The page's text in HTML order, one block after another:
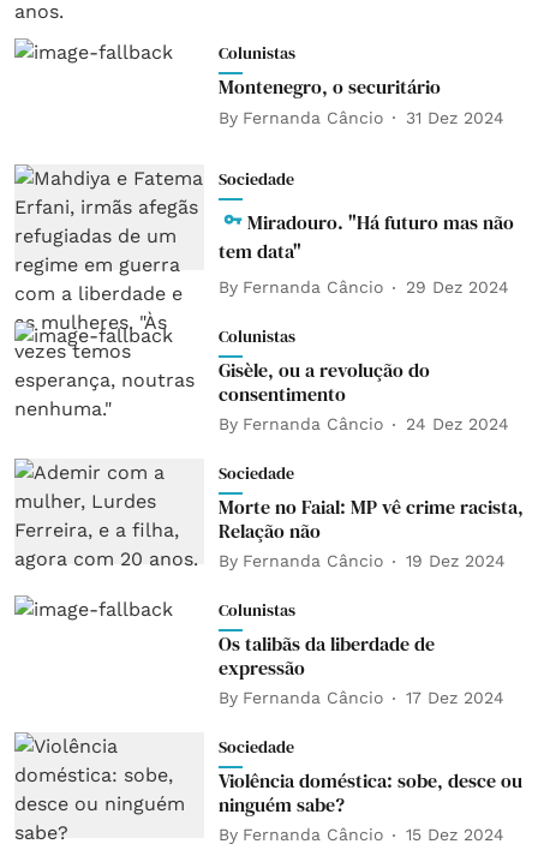
Colunistas
Montenegro, o securitário
By Fernanda Câncio 31 Dez 2024
Sociedade
Miradouro. "Há futuro mas não
tem data"
By Fernanda Câncio 29 Dez 2024
Colunistas
Gisèle, ou a revolução do
consentimento
By Fernanda Câncio 24 Dez 2024
Sociedade
Morte no Faial: MP vê crime racista,
Relação não
By Fernanda Câncio 19 Dez 2024
Colunistas
Os talibãs da liberdade de
expressão
By Fernanda Câncio 17 Dez 2024
Sociedade
Violência doméstica: sobe, desce ou
ninguém sabe?
By Fernanda Câncio 15 Dez 2024